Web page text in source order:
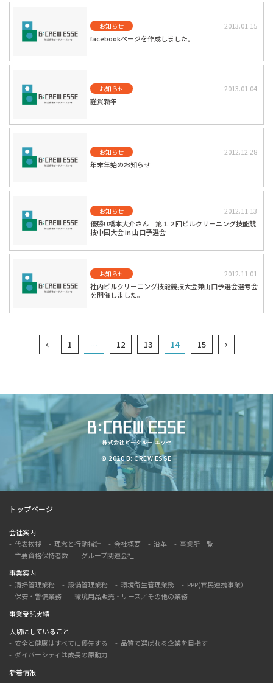
お知らせ
facebookページを作成しました。
2013.01.15
お知らせ
謹賀新年
2013.01.04
お知らせ
年末年始のお知らせ
2012.12.28
お知らせ
優勝! !橋本大介さん 第１２回ビルクリーニング技能競
技中国大会 in 山口予選会
2012.11.13
お知らせ
社内ビルクリーニング技能競技大会兼山口予選会選考会
を開催しました。
2012.11.01
1 … 12 13 14 15
© 2020 B: CREW ESSE
トップページ
会社案内
代表挨拶
理念と行動指針 会社概要 沿革
事業所一覧
主要資格保持者数
グループ関連会社
事業案内
清掃管理業務
設備管理業務 環境衛生管理業務
PPP(官民連携事業）
保安・警備業務
環境用品販売・リース／その他の業務
事業受託実績
大切にしていること
安全と健康はすべてに優先する
品質で選ばれる企業を目指す
ダイバーシティは成長の原動力
新着情報